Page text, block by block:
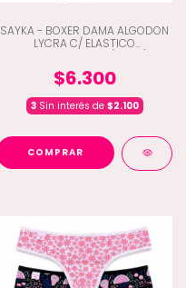
SAYKA - BOXER DAMA ALGODON
LYCRA C/ ELASTICO
$6.300
3Sin interés de $2.100
COMPRAR